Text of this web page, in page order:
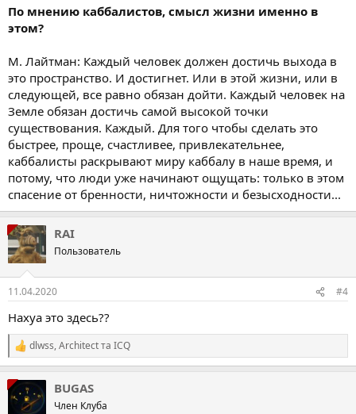
По мнению каббалистов, смысл жизни именно в
этом?
М. Лайтман: Каждый человек должен достичь выхода в
это пространство. И достигнет. Или в этой жизни, или в
следующей, все равно обязан дойти. Каждый человек на
Земле обязан достичь самой высокой точки
существования. Каждый. Для того чтобы сделать это
быстрее, проще, счастливее, привлекательнее,
каббалисты раскрывают миру каббалу в наше время, и
потому, что люди уже начинают ощущать: только в этом
спасение от бренности, ничтожности и безысходности...
RAI
Пользователь
11.04.2020 #4
Нахуа это здесь??
Р
е
а
ц
dlwss,Architectта ICQ
BUGAS
Член Клуба